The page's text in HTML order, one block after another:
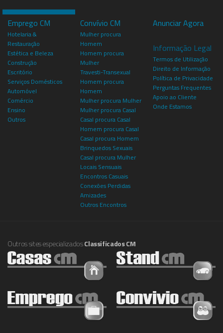
Emprego CM
Hotelaria &
Restauração
Estética e Beleza
Construção
Escritório
Serviços Domésticos
Automóvel
Comércio
Ensino
Outros
Convívio CM
Mulher procura
Homem
Homem procura
Mulher
Travesti-Transexual
Homem procura
Homem
Mulher procura Mulher
Mulher procura Casal
Casal procura Casal
Homem procura Casal
Casal procura Homem
Brinquedos Sexuais
Casal procura Mulher
Locais Sensuais
Encontros Casuais
Conexões Perdidas
Amizades
Outros Encontros
Anunciar Agora
Informação Legal
Termos de Utilização
Direito de Informação
Política de Privacidade
Perguntas Frequentes
Apoio ao Cliente
Onde Estamos
Outros sites especializadosClassificados CM